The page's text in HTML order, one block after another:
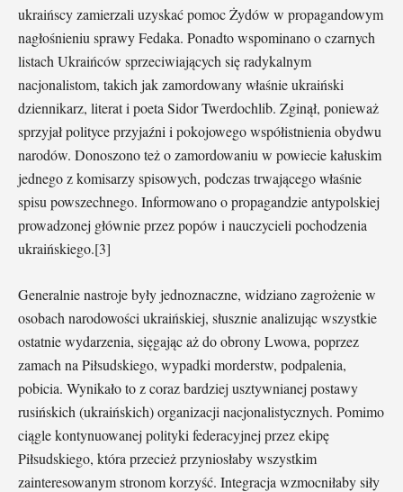
ukraińscy zamierzali uzyskać pomoc Żydów w propagandowym
nagłośnieniu sprawy Fedaka. Ponadto wspominano o czarnych
listach Ukraińców sprzeciwiających się radykalnym
nacjonalistom, takich jak zamordowany właśnie ukraiński
dziennikarz, literat i poeta Sidor Twerdochlib. Zginął, ponieważ
sprzyjał polityce przyjaźni i pokojowego współistnienia obydwu
narodów. Donoszono też o zamordowaniu w powiecie kałuskim
jednego z komisarzy spisowych, podczas trwającego właśnie
spisu powszechnego. Informowano o propagandzie antypolskiej
prowadzonej głównie przez popów i nauczycieli pochodzenia
ukraińskiego.[3]
Generalnie nastroje były jednoznaczne, widziano zagrożenie w
osobach narodowości ukraińskiej, słusznie analizując wszystkie
ostatnie wydarzenia, sięgając aż do obrony Lwowa, poprzez
zamach na Piłsudskiego, wypadki morderstw, podpalenia,
pobicia. Wynikało to z coraz bardziej usztywnianej postawy
rusińskich (ukraińskich) organizacji nacjonalistycznych. Pomimo
ciągle kontynuowanej polityki federacyjnej przez ekipę
Piłsudskiego, która przecież przyniosłaby wszystkim
zainteresowanym stronom korzyść. Integracja wzmocniłaby siły